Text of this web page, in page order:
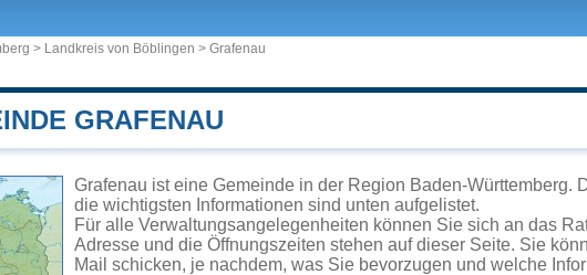
> Landkreis von Böblingen > Grafenau
GRAFENAU
Grafenau ist eine Gemeinde in der Region Baden-Württemberg.
die wichtigsten Informationen sind unten aufgelistet.
Für alle Verwaltungsangelegenheiten können Sie sich an das
Adresse und die Öffnungszeiten stehen auf dieser Seite. Sie
Mail schicken, je nachdem, was Sie bevorzugen und welche